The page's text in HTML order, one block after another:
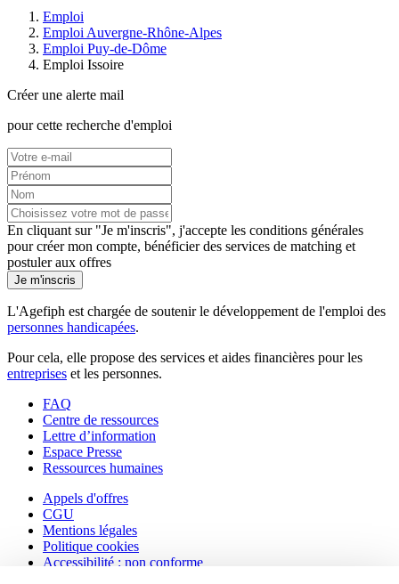
Emploi
Emploi Auvergne-Rhône-Alpes
Emploi Puy-de-Dôme
Emploi Issoire
Créer une alerte mail
pour cette recherche d'emploi
En cliquant sur "Je m'inscris", j'accepte les conditions générales
pour créer mon compte, bénéficier des services de matching et
postuler aux offres
Je m'inscris
L'Agefiph est chargée de soutenir le développement de l'emploi des
personnes handicapées.
Pour cela, elle propose des services et aides financières pour les
entreprises et les personnes.
FAQ
Centre de ressources
Lettre d’information
Espace Presse
Ressources humaines
Appels d'offres
CGU
Mentions légales
Politique cookies
Accessibilité : non conforme